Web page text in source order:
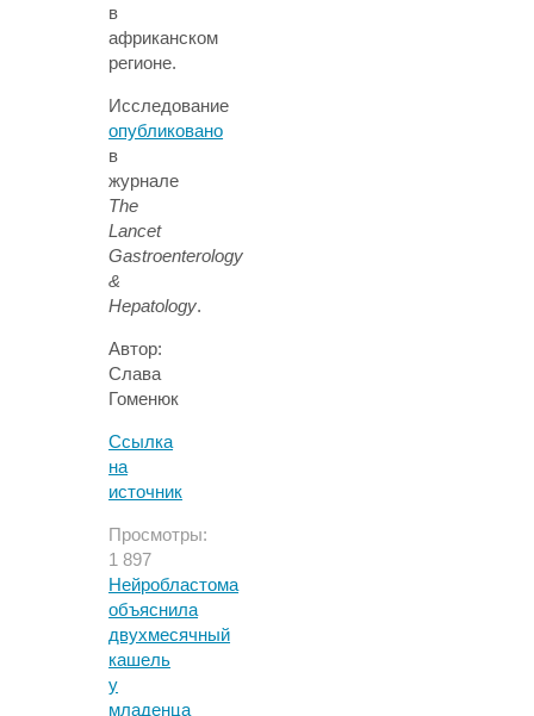
в
африканском
регионе.
Исследование
опубликовано
в
журнале
The
Lancet
Gastroenterology
&
Hepatology.
Автор:
Слава
Гоменюк
Ссылка
на
источник
Просмотры:
1 897
Нейробластома
объяснила
двухмесячный
кашель
у
младенца